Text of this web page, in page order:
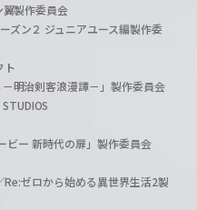
製作委員会
ズン２ ジュニアユース編製作委
ト
明治剣客浪漫譚－」製作委員会
ビー 新時代の扉」製作委員会
ゼロから始める異世界生活2製